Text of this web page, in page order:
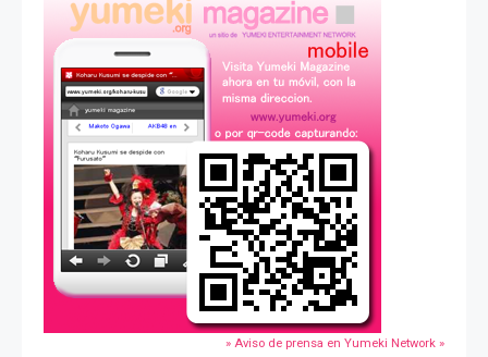
» Aviso de prensa en Yumeki Network »